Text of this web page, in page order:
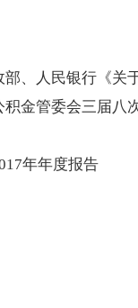
、人民银行《关
金管委会三届
年年度报告